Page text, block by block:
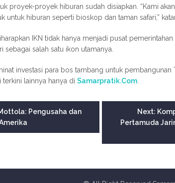
proyek-proyek hiburan sudah disiapkan. “Kami
untuk hiburan seperti bioskop dan taman safari,”
IKN tidak hanya menjadi pusat
sebagai salah satu ikon utamanya.
investasi para bos tambang untuk pembangunan
lainnya hanya di Samarpratik.Com
Pengusaha dan
Next:
Pertamuda